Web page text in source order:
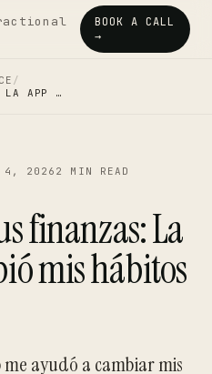
BOOK A CALL
→
/
LA APP …
4, 2026 2 MIN READ
finanzas: La
mis hábitos
ayudó a cambiar mis